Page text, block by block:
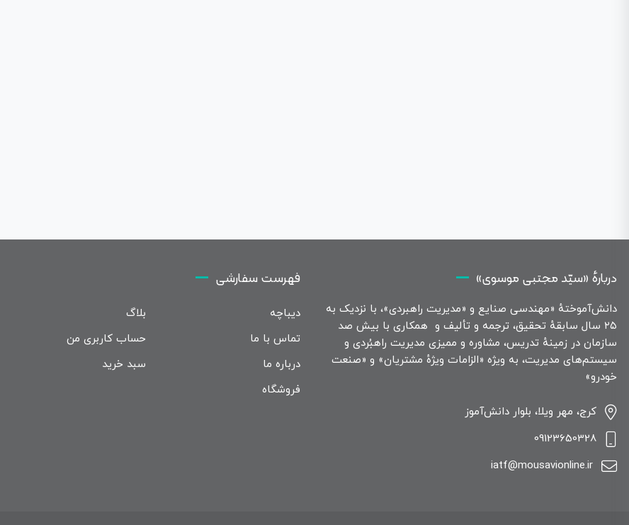
دربارهٔ «سیّد مجتبی موسوی»
دانش‌آموختهٔ «مهندسی صنایع و «مدیریت راهبردی»، با نزدیک به
۲۵ سال سابقهٔ تحقیق، ترجمه و تألیف و همکاری با بیش صد
سازمان در زمینهٔ تدریس، مشاوره و ممیزی مدیریت راهبُردی و
سیستم‌های مدیریت، به ویژه «الزامات ویژهٔ مشتریان» و «صنعت
خودرو»
کرج، مهر ویلا، بلوار دانش‌آموز
09123650328
iatf@mousavionline.ir
فهرست سفارشی
دیباچه
بلاگ
تماس با ما
حساب کاربری من
درباره ما
سبد خرید
فروشگاه